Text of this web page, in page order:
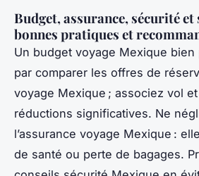
Budget, assurance, sécurité et
bonnes pratiques et
Un budget voyage Mexique bien
par comparer les offres de
voyage Mexique ; associez vol
réductions significatives. Ne
l’assurance voyage Mexique :
de santé ou perte de bagages.